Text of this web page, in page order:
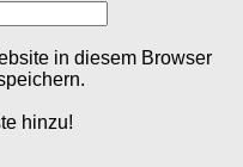
in diesem Browser
hinzu!